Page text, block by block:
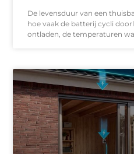
De levensduur van een
hoe vaak de batterij cycli
ontladen, de temperaturen